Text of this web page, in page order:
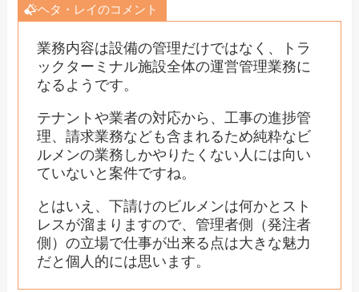
ヘタ・レイのコメント
業務内容は設備の管理だけではなく、トラ
ックターミナル施設全体の運営管理業務に
なるようです。
テナントや業者の対応から、工事の進捗管
理、請求業務なども含まれるため純粋なビ
ルメンの業務しかやりたくない人には向い
ていないと案件ですね。
とはいえ、下請けのビルメンは何かとスト
レスが溜まりますので、管理者側（発注者
側）の立場で仕事が出来る点は大きな魅力
だと個人的には思います。